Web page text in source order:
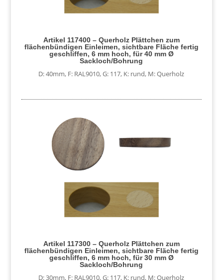
Artikel 117400 – Querholz Plättchen zum
flächenbündigen Einleimen, sichtbare Fläche fertig
geschliffen, 6 mm hoch, für 40 mm Ø
Sackloch/Bohrung
D: 40mm, F: RAL9010,G: 117, K: rund, M: Querholz
Artikel 117300 – Querholz Plättchen zum
flächenbündigen Einleimen, sichtbare Fläche fertig
geschliffen, 6 mm hoch, für 30 mm Ø
Sackloch/Bohrung
D: 30mm, F: RAL9010,G: 117, K: rund, M: Querholz